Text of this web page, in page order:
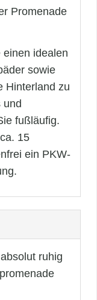
Promenade
idealen
sowie
Hinterland zu
und
fußläufig.
15
ein PKW-
ruhig